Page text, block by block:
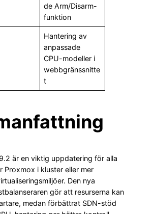
de Arm/Disarm-
funktion
Hantering av
anpassade
CPU-modeller i
webbgränssnitte
t
är en viktig uppdatering för alla
Proxmox i kluster eller mer
Den nya
gör att resurserna kan
medan förbättrat SDN-stöd